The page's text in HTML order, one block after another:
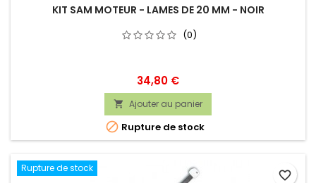
KIT SAM MOTEUR - LAMES DE 20 MM - NOIR
(0)
Prix
34,80 €
 Ajouter au panier
 Rupture de stock
Rupture de stock
favorite_border